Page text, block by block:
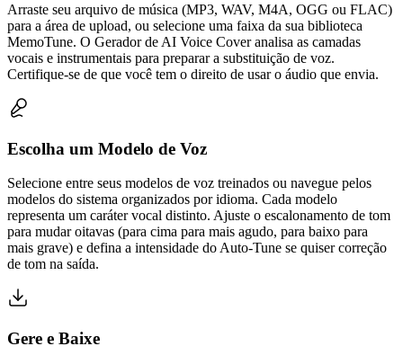
Arraste seu arquivo de música (MP3, WAV, M4A, OGG ou FLAC)
para a área de upload, ou selecione uma faixa da sua biblioteca
MemoTune. O Gerador de AI Voice Cover analisa as camadas
vocais e instrumentais para preparar a substituição de voz.
Certifique-se de que você tem o direito de usar o áudio que envia.
Escolha um Modelo de Voz
Selecione entre seus modelos de voz treinados ou navegue pelos
modelos do sistema organizados por idioma. Cada modelo
representa um caráter vocal distinto. Ajuste o escalonamento de tom
para mudar oitavas (para cima para mais agudo, para baixo para
mais grave) e defina a intensidade do Auto-Tune se quiser correção
de tom na saída.
Gere e Baixe